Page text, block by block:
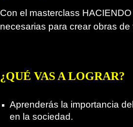
Con el masterclass
necesarias para crear obras
¿QUÉ VAS A LOGRAR?
Aprenderás la importancia
en la sociedad.